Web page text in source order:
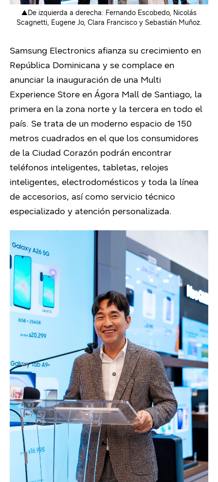
▲De izquierda a derecha: Fernando Escobedo, Nicolás
Scagnetti, Eugene Jo, Clara Francisco y Sebastián Muñoz.
Samsung Electronics afianza su crecimiento en
República Dominicana y se complace en
anunciar la inauguración de una Multi
Experience Store en Ágora Mall de Santiago, la
primera en la zona norte y la tercera en todo el
país. Se trata de un moderno espacio de 150
metros cuadrados en el que los consumidores
de la Ciudad Corazón podrán encontrar
teléfonos inteligentes, tabletas, relojes
inteligentes, electrodomésticos y toda la línea
de accesorios, así como servicio técnico
especializado y atención personalizada.